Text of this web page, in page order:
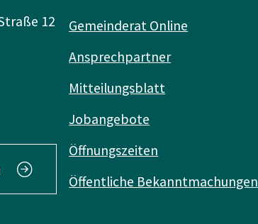
12
Gemeinderat Online
Ansprechpartner
Mitteilungsblatt
Jobangebote
Öffnungszeiten
Öffentliche Bekanntmachungen